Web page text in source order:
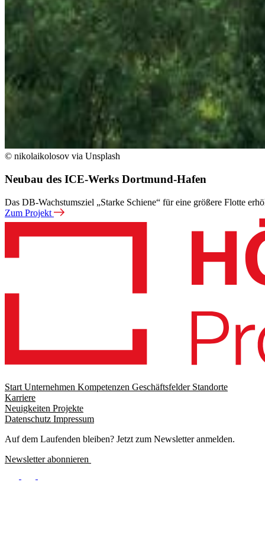
© nikolaikolosov via Unsplash
Neubau des ICE-Werks Dortmund-Hafen
Das DB-Wachstumsziel „Starke Schiene“ für eine größere Flotte
Zum Projekt
Footer
menu
Start Unternehmen Kompetenzen Geschäftsfelder Standorte
Karriere
Footer
Meta
Neuigkeiten Projekte
Datenschutz Impressum
Auf dem Laufenden bleiben? Jetzt zum Newsletter anmelden.
Newsletter abonnieren